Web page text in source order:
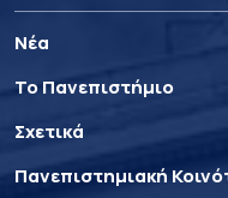
Νέα
Το Πανεπιστήμιο
Σχετικά
Πανεπιστημιακή